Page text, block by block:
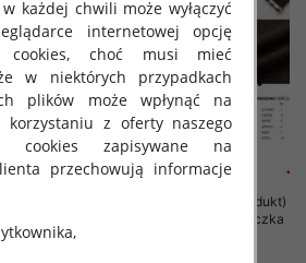
Bluzki damskie (Francja produkt)
Roz Standard, Mix Kolor Paczka
każdej chwili może wyłączyć
internetowej opcję
cookies, choć musi mieć
w niektórych przypadkach
plików może wpłynąć na
z oferty naszego
cookies zapisywane na
przechowują informacje